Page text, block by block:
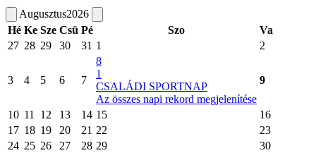
Augusztus2026
Hé Ke Sze Csü Pé Szo
Va
27 28 29 30 31 1 2
3 4 5 6 7
8
1
CSALÁDI SPORTNAP
Az összes napi rekord megjelenítése
9
10 11 12 13 14 15
16
17 18 19 20 21 22
23
24 25 26 27 28 29
30